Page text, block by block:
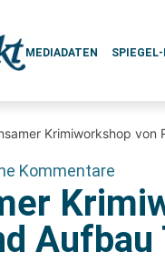
MEDIADATEN
Krimiworkshop
Kommentare
Aufbau